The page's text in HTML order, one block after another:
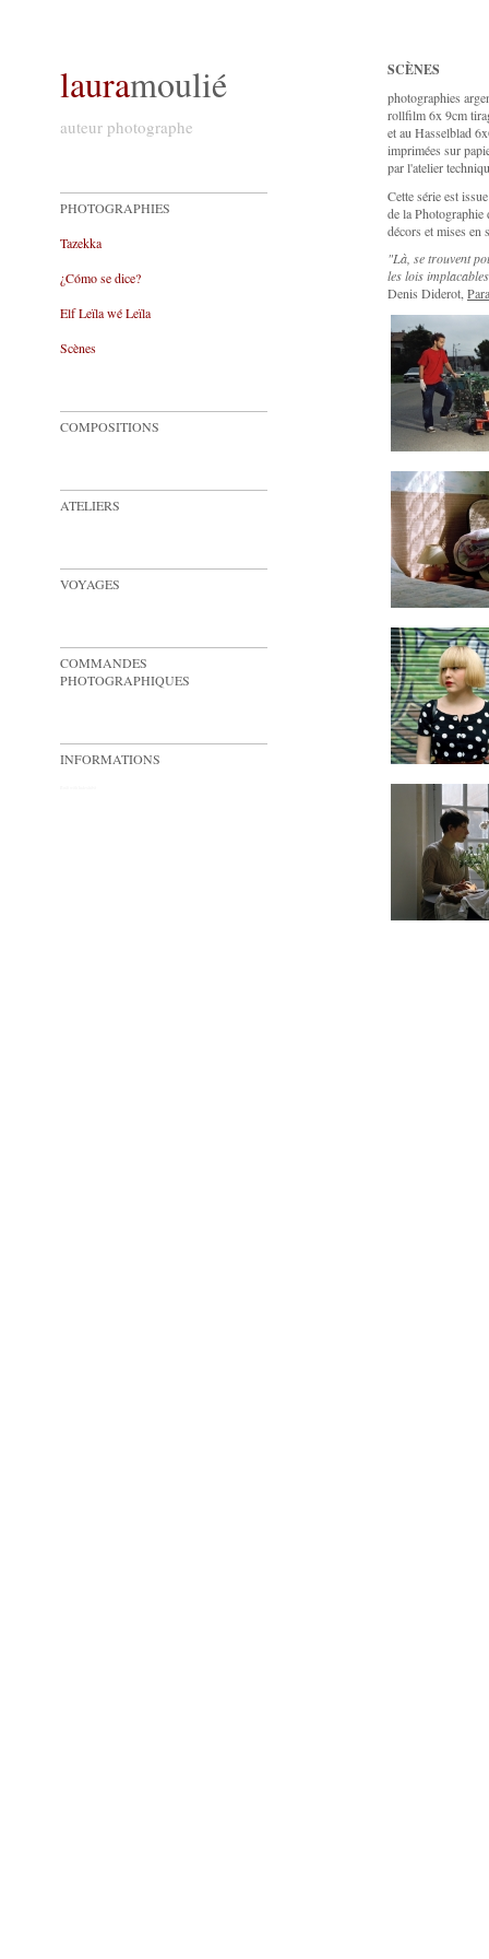
lauramoulié
auteur photographe
PHOTOGRAPHIES
Tazekka
¿Cómo se dice?
Elf Leïla wé Leïla
Scènes
COMPOSITIONS
ATELIERS
VOYAGES
COMMANDES
PHOTOGRAPHIQUES
INFORMATIONS
SCÈNES
photographies
rollfilm 6x 9cm
et au Hasselblad
imprimées sur
par l'atelier
Cette série est
de la
décors et mises en
"Là, se trouvent
les lois
Denis Diderot,